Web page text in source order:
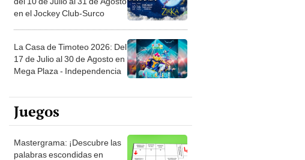
en el Jockey Club-Surco
La Casa de Timoteo 2026: Del
17 de Julio al 30 de Agosto en
Mega Plaza - Independencia
Juegos
Mastergrama: ¡Descubre las
palabras escondidas en